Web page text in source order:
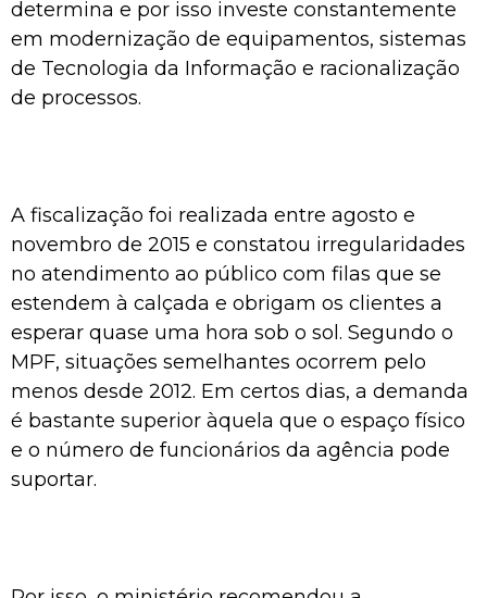
determina e por isso investe constantemente
em modernização de equipamentos, sistemas
de Tecnologia da Informação e racionalização
de processos.
A fiscalização foi realizada entre agosto e
novembro de 2015 e constatou irregularidades
no atendimento ao público com filas que se
estendem à calçada e obrigam os clientes a
esperar quase uma hora sob o sol. Segundo o
MPF, situações semelhantes ocorrem pelo
menos desde 2012. Em certos dias, a demanda
é bastante superior àquela que o espaço físico
e o número de funcionários da agência pode
suportar.